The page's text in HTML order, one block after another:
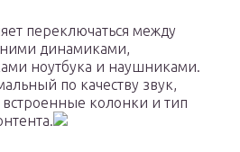
переключаться между
динамиками,
ноутбука и наушниками.
по качеству звук,
колонки и тип